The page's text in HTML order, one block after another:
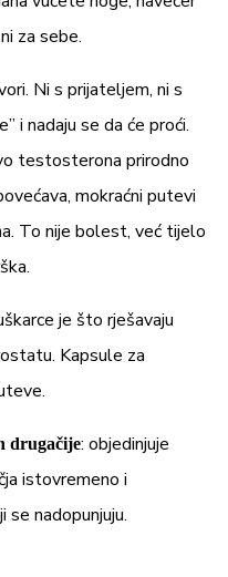
kapsule) sadrži:
Količina PU*
400 mg n.d.
250 mg
n.d.
100 mg
n.d.
4 mg
za sebe.
Ni s prijateljem, ni s
i nadaju se da će proći.
testosterona prirodno
mokraćni putevi
To nije bolest, već tijelo
je što rješavaju
Kapsule za
drugačije: objedinjuje
istovremeno i
se nadopunjuju.